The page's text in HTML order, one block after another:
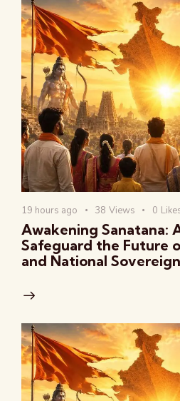
19 hours ago 38 Views 0
Awakening Sanatana:
Safeguard the Future
and National